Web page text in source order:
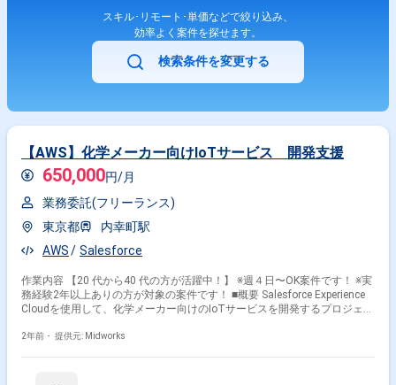
スキル･リモート･単価などで絞り込み、
効率よく案件を探せます。
検索条件を変更する
【AWS】化学メーカー向けIoTサービス 開発支援
650,000円/月
業務委託(フリーランス)
東京都
内幸町駅
AWS
Salesforce
作業内容 【20 代から40 代の方が活躍中！】 ※週４日〜OK案件です！ ※実
務経験2年以上ありの方が対象の案件です！ ■概要 Salesforce Experience
Cloudを使用して、化学メーカー向けのIoTサービスを開発するプロジェク
APIの実装や改修など、幅広い作業に携わります。 ■具体的な業務内容 ・
2年前・ 提供元: Midworks